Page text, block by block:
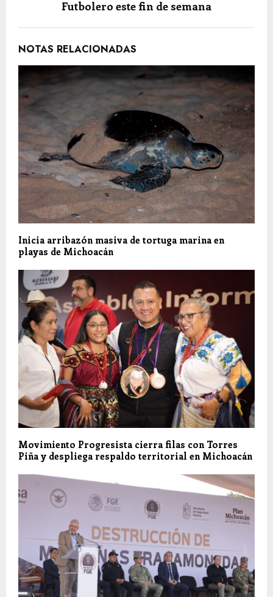
Futbolero este fin de semana
NOTAS RELACIONADAS
Inicia arribazón masiva de tortuga marina en
playas de Michoacán
Movimiento Progresista cierra filas con Torres
Piña y despliega respaldo territorial en Michoacán